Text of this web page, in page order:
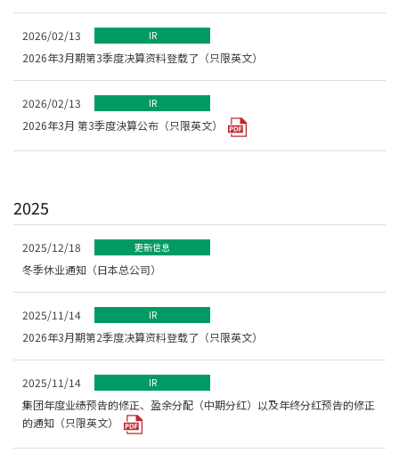
2026/02/13 IR
2026年3月期第3季度决算资料登载了（只限英文）
2026/02/13 IR
2026年3月 第3季度決算公布（只限英文）
2025
2025/12/18 更新信息
冬季休业通知（日本总公司）
2025/11/14 IR
2026年3月期第2季度决算资料登载了（只限英文）
2025/11/14 IR
集团年度业绩预告的修正、盈余分配（中期分红）以及年终分红预告的修正
的通知（只限英文）